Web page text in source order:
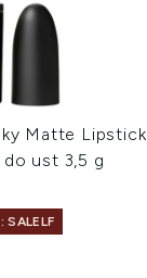
Matte Lipstick
ust 3,5 g
SALELF